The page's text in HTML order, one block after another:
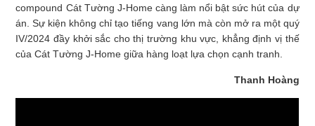
compound Cát Tường J-Home càng làm nổi bật sức hút của dự
án. Sự kiện không chỉ tạo tiếng vang lớn mà còn mở ra một quý
IV/2024 đầy khởi sắc cho thị trường khu vực, khẳng định vị thế
của Cát Tường J-Home giữa hàng loạt lựa chọn cạnh tranh.
Thanh Hoàng